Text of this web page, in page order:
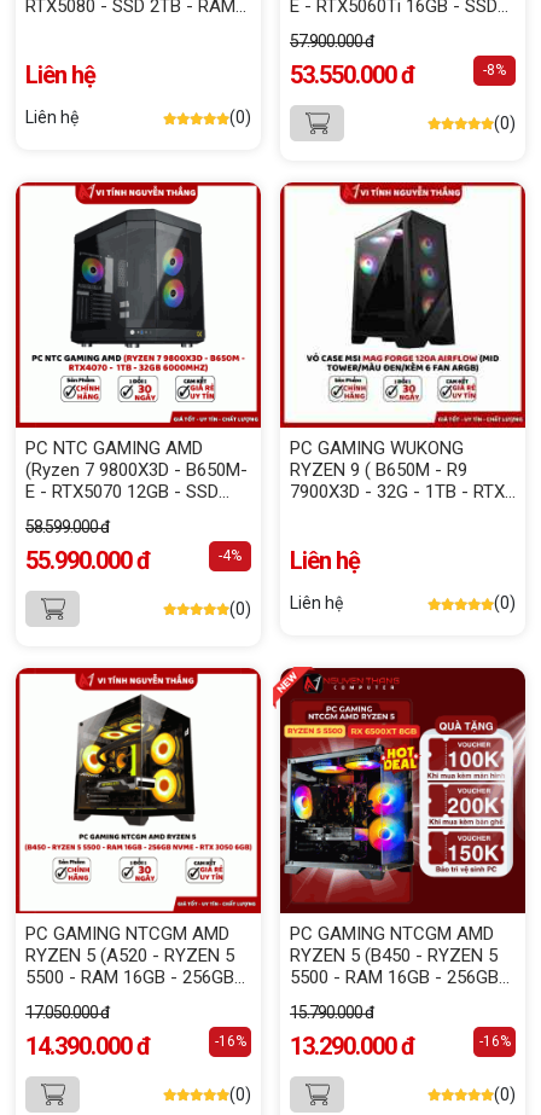
RTX5080 - SSD 2TB - RAM
Liên hệ
Liên hệ (0)
E - RTX5060Ti 16GB - SSD
57.900.000 đ
53.550.000 đ -8%
(0)
PC NTC GAMING AMD
(Ryzen 7 9800X3D - B650M-
E - RTX5070 12GB - SSD
58.599.000 đ
55.990.000 đ -4%
(0)
PC GAMING WUKONG
RYZEN 9 ( B650M - R9
7900X3D - 32G - 1TB - RTX
Liên hệ
Liên hệ (0)
PC GAMING NTCGM AMD
RYZEN 5 (A520 - RYZEN 5
5500 - RAM 16GB - 256GB
17.050.000 đ
14.390.000 đ -16%
(0)
PC GAMING NTCGM AMD
RYZEN 5 (B450 - RYZEN 5
5500 - RAM 16GB - 256GB
15.790.000 đ
13.290.000 đ -16%
(0)